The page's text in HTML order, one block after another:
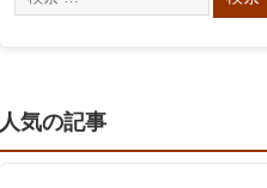
人気の記事